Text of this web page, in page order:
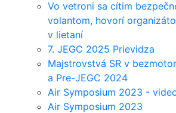
Vo vetroni sa cítim
volantom, hovorí
v lietaní
7. JEGC 2025 Prievidza
Majstrovstvá SR v
a Pre-JEGC 2024
Air Symposium 2023 -
Air Symposium 2023